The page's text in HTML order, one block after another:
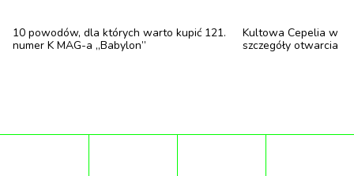
wyraziste pojazdy wyróżniające się pionierską
10 powodów, dla których warto kupić 121.
numer K MAG-a „Babylon”
Kultowa Cepelia w
szczegóły otwarcia